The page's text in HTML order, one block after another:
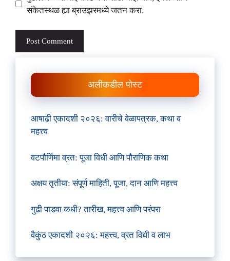
संकेतस्थळ ह्या ब्राउझरमध्ये जतन करा.
अलीकडील पोस्ट
आषाढी एकादशी २०२६: वारीचे वेळापत्रक, कथा व
महत्त्व
वटपौर्णिमा व्रत: पूजा विधी आणि पौराणिक कथा
अक्षय तृतीया: संपूर्ण माहिती, पूजा, दान आणि महत्त्व
गुढी पाडवा कधी? तारीख, महत्त्व आणि परंपरा
वैकुंठ एकादशी २०२६: महत्त्व, व्रत विधी व लाभ